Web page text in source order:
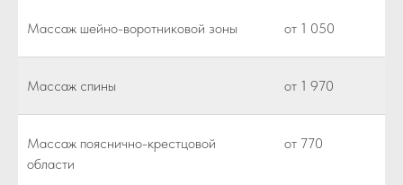
Массаж шейно-воротниковой зоны от 1 050
Массаж спины от 1 970
Массаж пояснично-крестцовой
области
от 770